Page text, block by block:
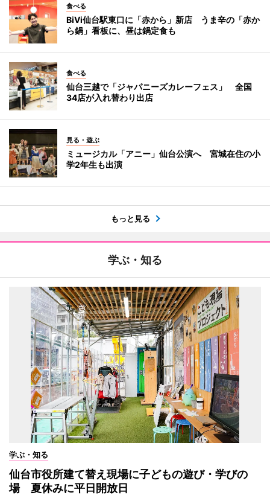
食べる
BiVi仙台駅東口に「赤から」新店 うま辛の「赤か
ら鍋」看板に、昼は鍋定食も
食べる
仙台三越で「ジャパニーズカレーフェス」 全国
34店が入れ替わり出店
見る・遊ぶ
ミュージカル「アニー」仙台公演へ 宮城在住の小
学2年生も出演
もっと見る
学ぶ・知る
学ぶ・知る
仙台市役所建て替え現場に子どもの遊び・学びの
場 夏休みに平日開放日